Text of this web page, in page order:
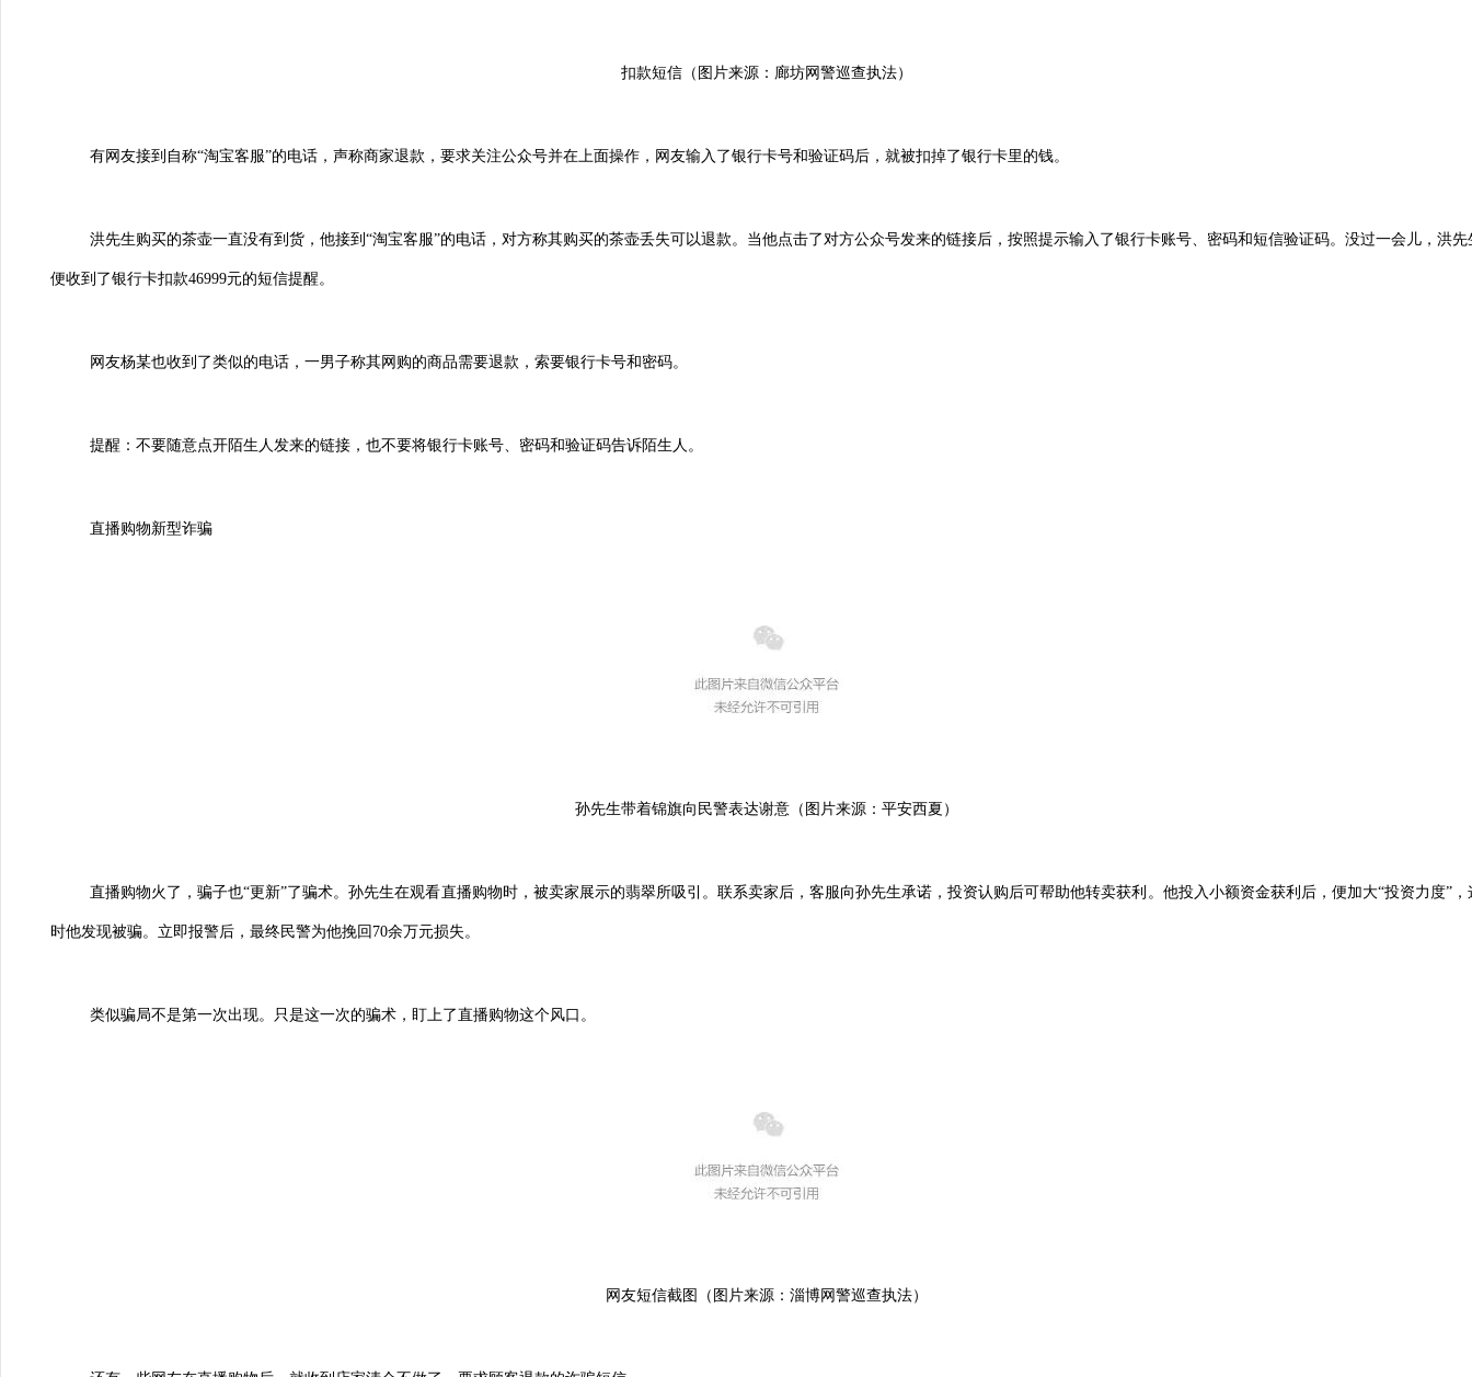
扣款短信（图片来源：廊坊网警巡查执法）
有网友接到自称“淘宝客服”的电话，声称商家退款，要求关注公众号并在上面操作，网友输入了银行卡号和验证码后，就被扣掉了银行卡里的钱。
洪先生购买的茶壶一直没有到货，他接到“淘宝客服”的电话，对方称其购买的茶壶丢失可以退款。当他点击了对方公众号发来的链接后，按照提示输入了银行卡账号、密码和短信验证码。没过一会儿，洪先
便收到了银行卡扣款46999元的短信提醒。
网友杨某也收到了类似的电话，一男子称其网购的商品需要退款，索要银行卡号和密码。
提醒：不要随意点开陌生人发来的链接，也不要将银行卡账号、密码和验证码告诉陌生人。
直播购物新型诈骗
孙先生带着锦旗向民警表达谢意（图片来源：平安西夏）
直播购物火了，骗子也“更新”了骗术。孙先生在观看直播购物时，被卖家展示的翡翠所吸引。联系卖家后，客服向孙先生承诺，投资认购后可帮助他转卖获利。他投入小额资金获利后，便加大“投资力度”，
时他发现被骗。立即报警后，最终民警为他挽回70余万元损失。
类似骗局不是第一次出现。只是这一次的骗术，盯上了直播购物这个风口。
网友短信截图（图片来源：淄博网警巡查执法）